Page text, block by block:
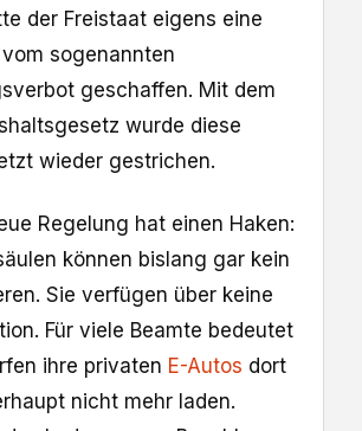
der Freistaat eigens eine
sogenannten
geschaffen. Mit dem
wurde diese
wieder gestrichen.
Regelung hat einen Haken:
können bislang gar kein
Sie verfügen über keine
Für viele Beamte bedeutet
ihre privaten E-Autos dort
nicht mehr laden.